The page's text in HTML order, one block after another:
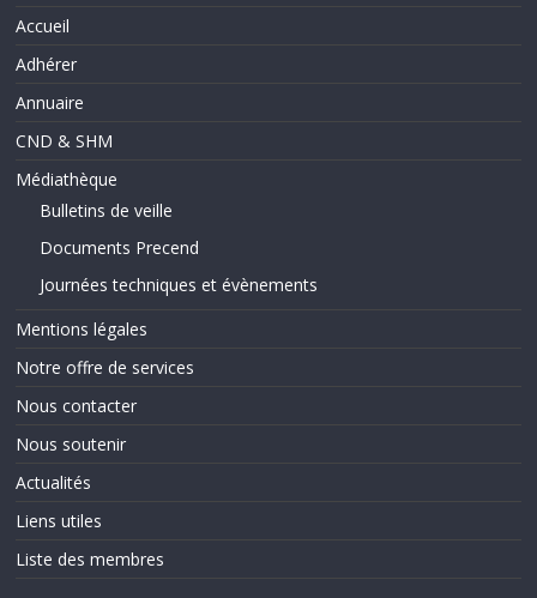
Accueil
Adhérer
Annuaire
CND & SHM
Médiathèque
Bulletins de veille
Documents Precend
Journées techniques et évènements
Mentions légales
Notre offre de services
Nous contacter
Nous soutenir
Actualités
Liens utiles
Liste des membres